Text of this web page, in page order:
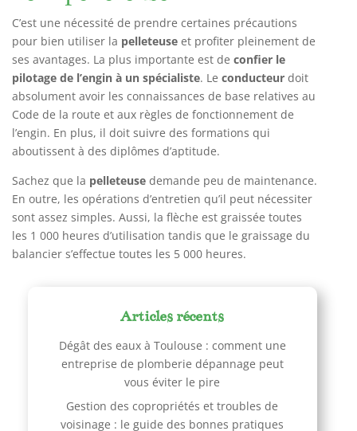
C’est une nécessité de prendre certaines précautions
pour bien utiliser la pelleteuse et profiter pleinement de
ses avantages. La plus importante est de confier le
pilotage de l’engin à un spécialiste. Le conducteur doit
absolument avoir les connaissances de base relatives au
Code de la route et aux règles de fonctionnement de
l’engin. En plus, il doit suivre des formations qui
aboutissent à des diplômes d’aptitude.
Sachez que la pelleteuse demande peu de maintenance.
En outre, les opérations d’entretien qu’il peut nécessiter
sont assez simples. Aussi, la flèche est graissée toutes
les 1 000 heures d’utilisation tandis que le graissage du
balancier s’effectue toutes les 5 000 heures.
Articles récents
Dégât des eaux à Toulouse : comment une
entreprise de plomberie dépannage peut
vous éviter le pire
Gestion des copropriétés et troubles de
voisinage : le guide des bonnes pratiques